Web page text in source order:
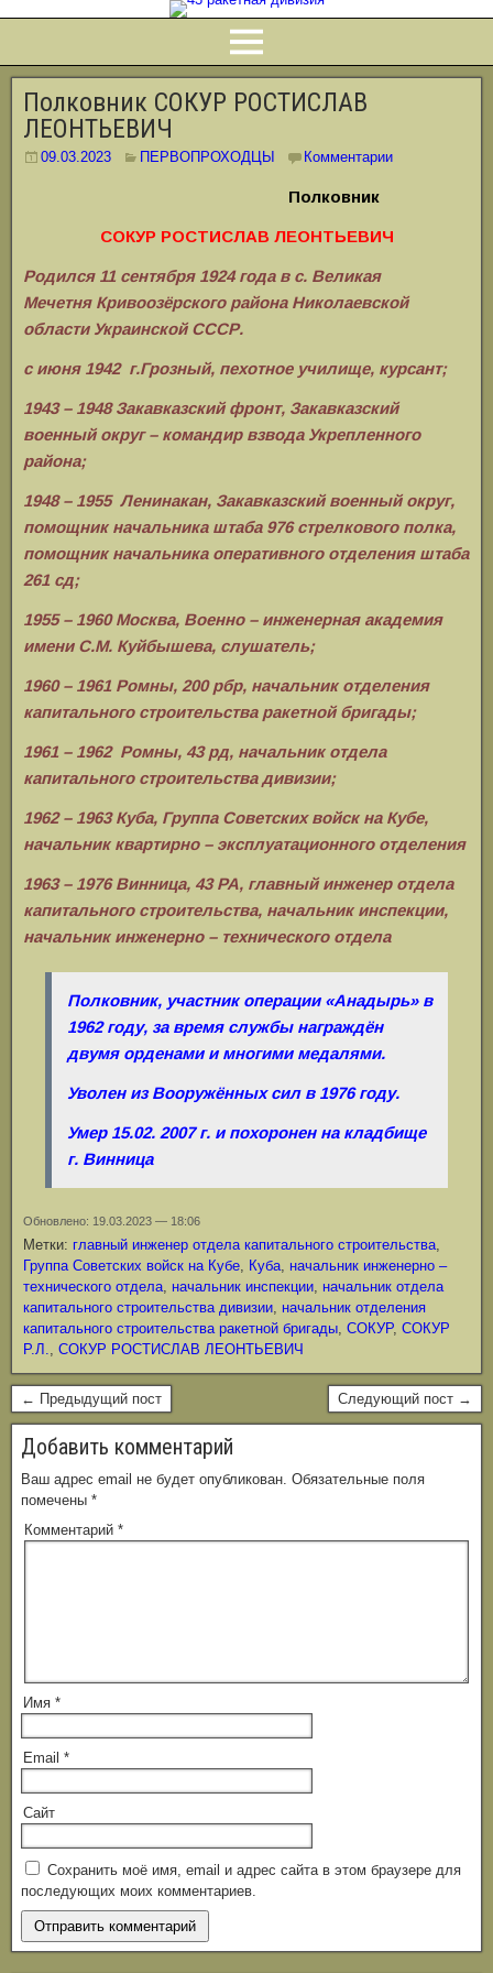
Полковник СОКУР РОСТИСЛАВ
ЛЕОНТЬЕВИЧ
09.03.2023 ПЕРВОПРОХОДЦЫ Комментарии
Полковник
СОКУР РОСТИСЛАВ ЛЕОНТЬЕВИЧ
Родился 11 сентября 1924 года в с. Великая
Мечетня Кривоозёрского района Николаевской
области Украинской СССР.
с июня 1942 г.Грозный, пехотное училище, курсант;
1943 – 1948 Закавказский фронт, Закавказский
военный округ – командир взвода Укрепленного
района;
1948 – 1955 Ленинакан, Закавказский военный округ,
помощник начальника штаба 976 стрелкового полка,
помощник начальника оперативного отделения штаба
261 сд;
1955 – 1960 Москва, Военно – инженерная академия
имени С.М. Куйбышева, слушатель;
1960 – 1961 Ромны, 200 рбр, начальник отделения
капитального строительства ракетной бригады;
1961 – 1962 Ромны, 43 рд, начальник отдела
капитального строительства дивизии;
1962 – 1963 Куба, Группа Советских войск на Кубе,
начальник квартирно – эксплуатационного отделения
1963 – 1976 Винница, 43 РА, главный инженер отдела
капитального строительства, начальник инспекции,
начальник инженерно – технического отдела
Полковник, участник операции «Анадырь» в
1962 году, за время службы награждён
двумя орденами и многими медалями.
Уволен из Вооружённых сил в 1976 году.
Умер 15.02. 2007 г. и похоронен на кладбище
г. Винница
Обновлено: 19.03.2023 — 18:06
Метки: главный инженер отдела капитального строительства,
Группа Советских войск на Кубе, Куба, начальник инженерно –
технического отдела, начальник инспекции, начальник отдела
капитального строительства дивизии, начальник отделения
капитального строительства ракетной бригады, СОКУР, СОКУР
Р.Л., СОКУР РОСТИСЛАВ ЛЕОНТЬЕВИЧ
← Предыдущий пост Следующий пост →
Добавить комментарий
Ваш адрес email не будет опубликован. Обязательные поля
помечены *
Комментарий *
Имя *
Email *
Сайт
Сохранить моё имя, email и адрес сайта в этом браузере для
последующих моих комментариев.